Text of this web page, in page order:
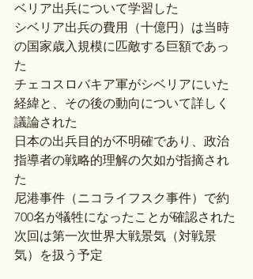
ベリア出兵について学習した
シベリア出兵の費用（十億円）は当時
の国家歳入規模に匹敵する巨額であっ
た
チェコスロバキア軍がシベリアにいた
経緯と、その後の動向について詳しく
議論された
日本の出兵目的が不明確であり、政治
指導者の戦略的理解の欠如が指摘され
た
尼港事件（ニコライフスク事件）で約
700名が犠牲になったことが確認された
次回は第一次世界大戦景気（対戦景
気）を扱う予定